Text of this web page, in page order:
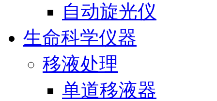
自动旋光仪
生命科学仪器
移液处理
单道移液器